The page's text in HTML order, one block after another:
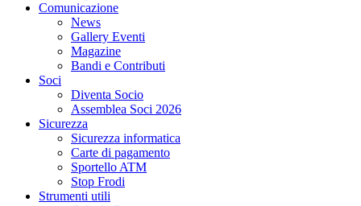
Comunicazione
News
Gallery Eventi
Magazine
Bandi e Contributi
Soci
Diventa Socio
Assemblea Soci 2026
Sicurezza
Sicurezza informatica
Carte di pagamento
Sportello ATM
Stop Frodi
Strumenti utili